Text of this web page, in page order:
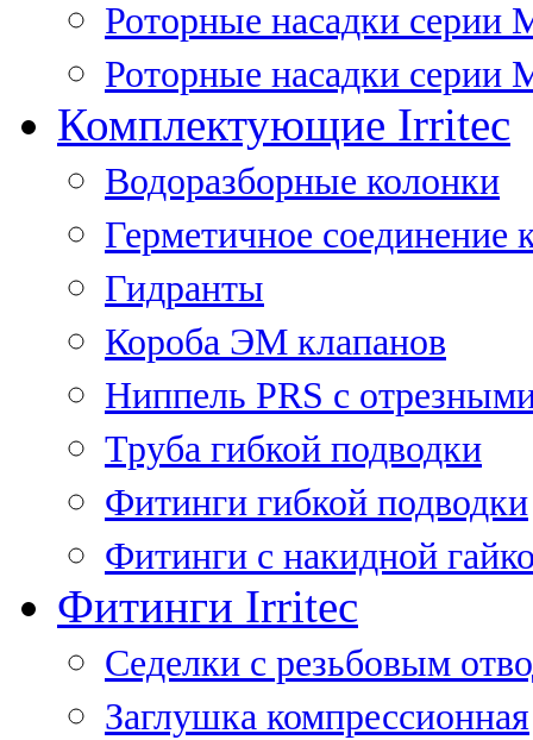
Роторные насадки серии
Роторные насадки серии
Комплектующие Irritec
Водоразборные колонки
Герметичное соединение
Гидранты
Короба ЭМ клапанов
Ниппель PRS с
Труба гибкой подводки
Фитинги гибкой подводки
Фитинги с накидной
Фитинги Irritec
Седелки с резьбовым
Заглушка компрессионная